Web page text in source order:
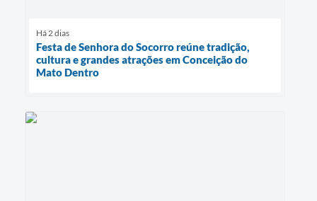
Há 2 dias
Festa de Senhora do Socorro reúne tradição,
cultura e grandes atrações em Conceição do
Mato Dentro